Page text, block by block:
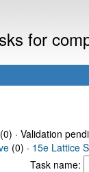
for
· Validation
(0) · 15e Lattice
Task name: